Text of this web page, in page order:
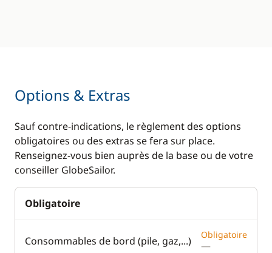
Options & Extras
Sauf contre-indications, le règlement des options
obligatoires ou des extras se fera sur place.
Renseignez-vous bien auprès de la base ou de votre
conseiller GlobeSailor.
Obligatoire
Consommables de bord (pile, gaz,...) Obligatoire
—